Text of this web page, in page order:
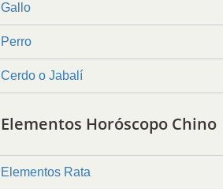
Gallo
Perro
Cerdo o Jabalí
Elementos Horóscopo Chino
Elementos Rata